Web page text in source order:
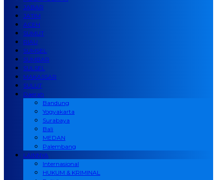
JABAR
JATIM
ACEH
SUMUT
RIAU
SUMSEL
SUMBAR
SULSEL
MAKASSAR
SULUT
Daerah
Bandung
Yogyakarta
Surabaya
Bali
MEDAN
Palembang
LAINNYA
Internasional
HUKUM & KRIMINAL